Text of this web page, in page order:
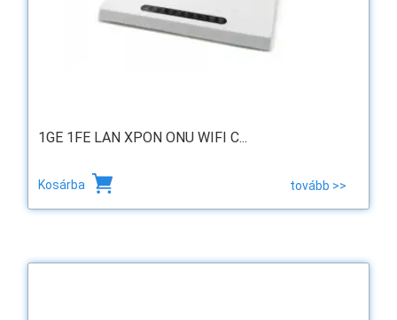
1GE 1FE LAN XPON ONU WIFI C...
Kosárba tovább >>